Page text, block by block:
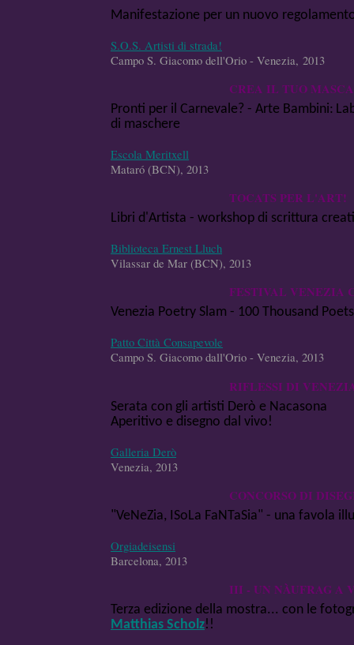
Manifestazione per un nuovo
S.O.S. Artisti di strada!
Campo S. Giacomo dell'Orio - Venezia, 2013
CREA IL TUO
Pronti per il Carnevale? - Arte Bambini:
di maschere
Escola Meritxell
Mataró (BCN), 2013
TOCATS PER L'ART!
Libri d'Artista - workshop di scrittura
Biblioteca Ernest Lluch
Vilassar de Mar (BCN), 2013
FESTIVAL VENEZIA
Venezia Poetry Slam - 100 Thousand
Patto Città Consapevole
Campo S. Giacomo dall'Orio - Venezia, 2013
RIFLESSI DI
Serata con gli artisti Derò e Nacasona
Aperitivo e disegno dal vivo!
Galleria Derò
Venezia, 2013
CONCORSO DI
"VeNeZia, ISoLa FaNTaSia" - una favola
Orgiadeisensi
Barcelona, 2013
III - UN NÀUFRAG A
Terza edizione della mostra... con le
Matthias Scholz!!